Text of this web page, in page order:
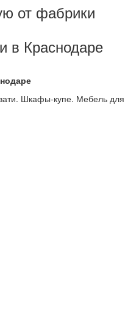
от фабрики
в Краснодаре
Шкафы-купе. Мебель для